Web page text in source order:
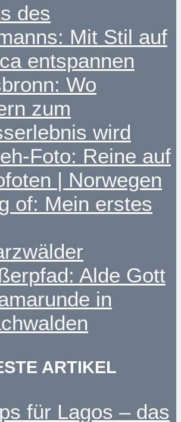
des
Mit Stil auf
entspannen
Wo
zum
wird
Foto: Reine auf
| Norwegen
of: Mein erstes
Alde Gott
in
ARTIKEL
für Lagos – das